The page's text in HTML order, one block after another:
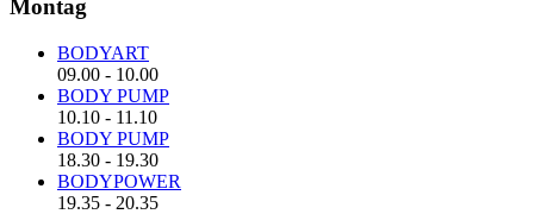
Montag
BODYART
09.00 - 10.00
BODY PUMP
10.10 - 11.10
BODY PUMP
18.30 - 19.30
BODYPOWER
19.35 - 20.35